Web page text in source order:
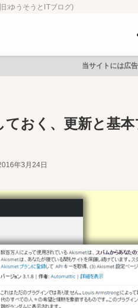
:ゆうそうとITブログ)
当サイトには広
おく、更新と基
年3月24日